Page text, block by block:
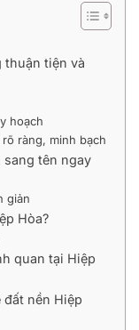
thuận tiện và
hoạch
ràng, minh bạch
sang tên ngay
giản
Hòa?
quan tại Hiệp
đất nền Hiệp